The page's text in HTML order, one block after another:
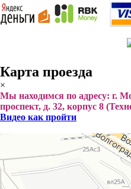
Карта проезда
×
Мы находимся по адресу: г.
проспект, д. 32, корпус 8
Видео как пройти